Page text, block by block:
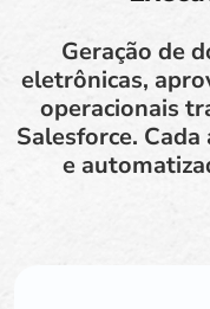
Geração de
eletrônicas,
operacionais
Salesforce.
e